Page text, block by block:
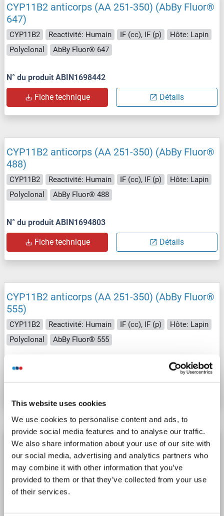
This website uses cookies
We use cookies to personalise content and ads, to
provide social media features and to analyse our traffic.
We also share information about your use of our site with
our social media, advertising and analytics partners who
may combine it with other information that you’ve
provided to them or that they’ve collected from your use
of their services.
CYP11B2 anticorps (AA 251-350) (AbBy Fluor®
647)
CYP11B2 Reactivité: Humain IF (cc), IF (p)
Hôte: Lapin
Polyclonal
AbBy Fluor® 647
N° du produit ABIN1698442
Fiche technique Détails
CYP11B2 anticorps (AA 251-350) (AbBy Fluor®
488)
CYP11B2 Reactivité: Humain IF (cc), IF (p)
Hôte: Lapin
Polyclonal
AbBy Fluor® 488
N° du produit ABIN1694803
Fiche technique Détails
CYP11B2 anticorps (AA 251-350) (AbBy Fluor®
555)
CYP11B2 Reactivité: Humain IF (cc), IF (p)
Hôte: Lapin
Polyclonal
AbBy Fluor® 555
N° du produit ABIN1696631
CYP11B2 anticorps (AA 251-350) (AbBy Fluor®
350)
CYP11B2 Reactivité: Humain IF (cc), IF (p)
Hôte: Lapin
Polyclonal
AbBy Fluor® 350
N° du produit ABIN1692988